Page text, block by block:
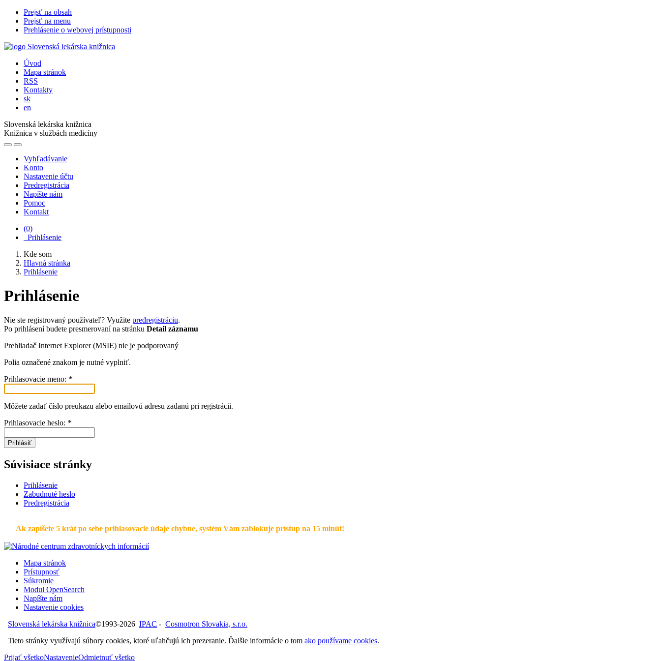
Prejsť na obsah
Prejsť na menu
Prehlásenie o webovej prístupnosti
Úvod
Mapa stránok
RSS
Kontakty
sk
en
Slovenská lekárska knižnica
Knižnica v službách medicíny
Vyhľadávanie
Konto
Nastavenie účtu
Predregistrácia
Napíšte nám
Pomoc
Kontakt
(0)
Prihlásenie
Kde som
Hlavná stránka
Prihlásenie
Prihlásenie
Nie ste registrovaný používateľ? Využite predregistráciu.
Po prihlásení budete presmerovaní na stránku Detail záznamu
Prehliadač Internet Explorer (MSIE) nie je podporovaný
Polia označené znakom je nutné vyplniť.
Prihlasovacie meno: *
Môžete zadať číslo preukazu alebo emailovú adresu zadanú pri registrácii.
Prihlasovacie heslo: *
Prihlásiť
Súvisiace stránky
Prihlásenie
Zabudnuté heslo
Predregistrácia
Ak zapíšete 5 krát po sebe prihlasovacie údaje chybne, systém Vám zablokuje prístup na 15 minút!
Mapa stránok
Prístupnosť
Súkromie
Modul OpenSearch
Napíšte nám
Nastavenie cookies
Slovenská lekárska knižnica©1993-2026 IPAC - Cosmotron Slovakia, s.r.o.
Tieto stránky využívajú súbory cookies, ktoré uľahčujú ich prezeranie. Ďalšie informácie o tom ako používame cookies.
Prijať všetkoNastavenieOdmietnuť všetko